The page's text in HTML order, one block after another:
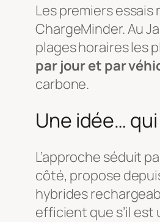
Les premiers
ChargeMinder. Au
plages horaires les
par jour et par
carbone.
Une idée…
L’approche séduit
côté, propose
hybrides
efficient que s’il